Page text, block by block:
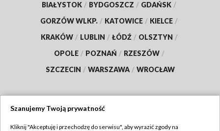
BIAŁYSTOK / BYDGOSZCZ / GDAŃSK /
GORZÓW WLKP. / KATOWICE / KIELCE /
KRAKÓW / LUBLIN / ŁÓDŹ / OLSZTYN /
OPOLE / POZNAŃ / RZESZÓW /
SZCZECIN / WARSZAWA / WROCŁAW
Szanujemy Twoją prywatność
Kliknij "Akceptuję i przechodzę do serwisu", aby wyrazić zgody na